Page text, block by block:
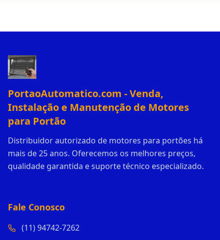
PortaoAutomatico.com - Venda,
Instalação e Manutenção de Motores
para Portão
Distribuidor autorizado de motores para portões há
mais de 25 anos. Oferecemos os melhores preços,
qualidade garantida e suporte técnico especializado.
Fale Conosco
(11) 94742-7262